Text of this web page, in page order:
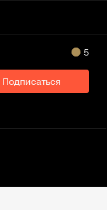
5
Подписаться